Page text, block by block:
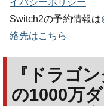
イバシーポリシー
Switch2の予約情報は
絡先はこちら
『ドラゴ
の1000万